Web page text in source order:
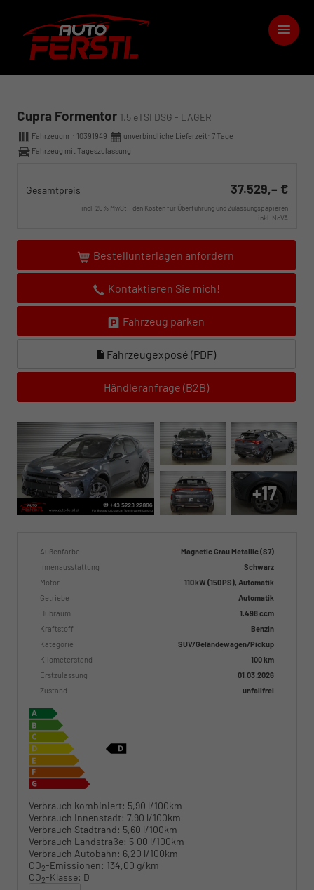
Cupra Formentor 1,5 eTSI DSG - LAGER
Fahrzeugnr.: 10391949 unverbindliche Lieferzeit: 7 Tage
Fahrzeug mit Tageszulassung
Gesamtpreis 37.529,– €
incl. 20% MwSt., den Kosten für Überführung und Zulassungspapieren
inkl. NoVA
Bestellunterlagen anfordern
Kontaktieren Sie mich!
Fahrzeug parken
Fahrzeugexposé (PDF)
Händleranfrage (B2B)
+17
Außenfarbe
Magnetic Grau Metallic (S7)
Innenausstattung
Schwarz
Motor
110 kW (150 PS), Automatik
Getriebe
Automatik
Hubraum
1.498 ccm
Kraftstoff
Benzin
Kategorie
SUV/Geländewagen/Pickup
Kilometerstand
100 km
Erstzulassung
01.03.2026
Zustand
unfallfrei
Verbrauch kombiniert: 5,90 l/100km
Verbrauch Innenstadt: 7,90 l/100km
Verbrauch Stadtrand: 5,60 l/100km
Verbrauch Landstraße: 5,00 l/100km
Verbrauch Autobahn: 6,20 l/100km
CO2-Emissionen: 134,00 g/km
CO2-Klasse: D